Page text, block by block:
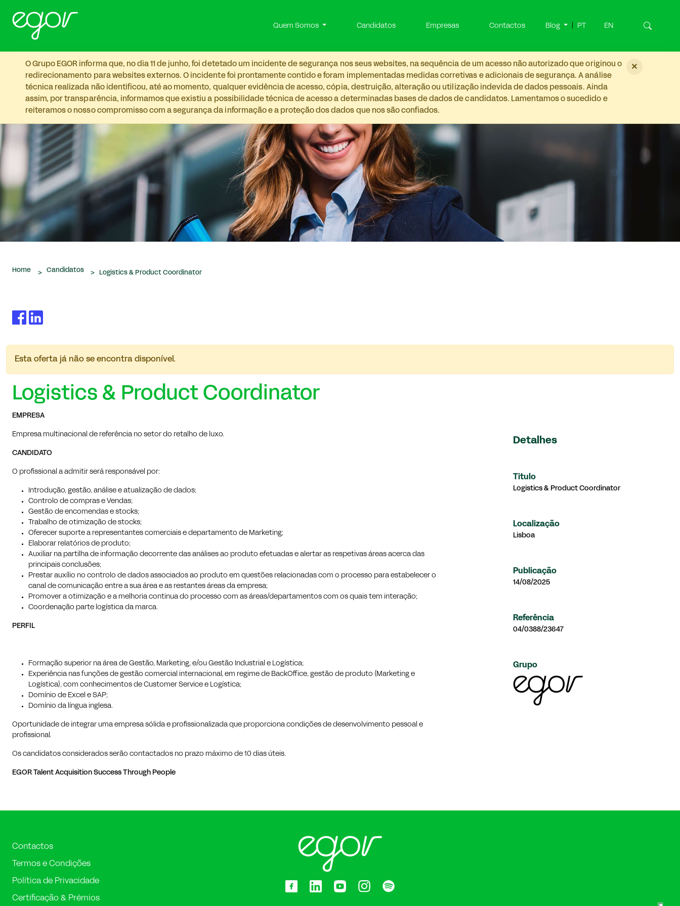
Quem Somos Candidatos Empresas Contactos Blog PT EN
O Grupo EGOR informa que, no dia 11 de junho, foi detetado um incidente de segurança nos seus websites, na sequência de um acesso não autorizado que originou o
redirecionamento para websites externos. O incidente foi prontamente contido e foram implementadas medidas corretivas e adicionais de segurança. A análise
técnica realizada não identificou, até ao momento, qualquer evidência de acesso, cópia, destruição, alteração ou utilização indevida de dados pessoais. Ainda
assim, por transparência, informamos que existiu a possibilidade técnica de acesso a determinadas bases de dados de candidatos. Lamentamos o sucedido e
reiteramos o nosso compromisso com a segurança da informação e a proteção dos dados que nos são confiados.
×
Home > Candidatos > Logistics & Product Coordinator
Esta oferta já não se encontra disponível.
Logistics & Product Coordinator
EMPRESA
Empresa multinacional de referência no setor do retalho de luxo.
CANDIDATO
O profissional a admitir será responsável por:
Introdução, gestão, análise e atualização de dados;
Controlo de compras e Vendas;
Gestão de encomendas e stocks;
Trabalho de otimização de stocks;
Oferecer suporte a representantes comerciais e departamento de Marketing;
Elaborar relatórios de produto;
Auxiliar na partilha de informação decorrente das análises ao produto efetuadas e alertar as respetivas áreas acerca das
principais conclusões;
Prestar auxílio no controlo de dados associados ao produto em questões relacionadas com o processo para estabelecer o
canal de comunicação entre a sua área e as restantes áreas da empresa;
Promover a otimização e a melhoria continua do processo com as áreas/departamentos com os quais tem interação;
Coordenação parte logística da marca.
PERFIL
Formação superior na área de Gestão, Marketing, e/ou Gestão Industrial e Logística;
Experiência nas funções de gestão comercial internacional, em regime de BackOffice, gestão de produto (Marketing e
Logística), com conhecimentos de Customer Service e Logística;
Domínio de Excel e SAP;
Domínio da língua inglesa.
Oportunidade de integrar uma empresa sólida e profissionalizada que proporciona condições de desenvolvimento pessoal e
profissional.
Os candidatos considerados serão contactados no prazo máximo de 10 dias úteis.
EGOR Talent Acquisition Success Through People
Detalhes
Titulo
Logistics & Product Coordinator
Localização
Lisboa
Publicação
14/08/2025
Referência
04/0388/23647
Grupo
Contactos
Termos e Condições
Política de Privacidade
Certificação & Prémios